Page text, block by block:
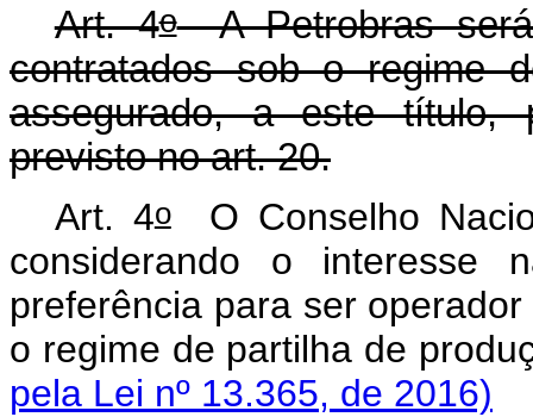
Art. 4oA Petrobras será
contratados sob o regime
assegurado, a este título,
previsto no art. 20.
Art. 4oO Conselho
considerando o interesse
preferência para ser
o regime de
pela Lei nº 13.365, de 2016)